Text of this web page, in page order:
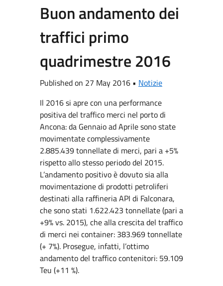
Buon andamento dei
traffici primo
quadrimestre 2016
Published on 27 May 2016 • Notizie
Il 2016 si apre con una performance
positiva del traffico merci nel porto di
Ancona: da Gennaio ad Aprile sono state
movimentate complessivamente
2.885.439 tonnellate di merci, pari a +5%
rispetto allo stesso periodo del 2015.
L’andamento positivo è dovuto sia alla
movimentazione di prodotti petroliferi
destinati alla raffineria API di Falconara,
che sono stati 1.622.423 tonnellate (pari a
+9% vs. 2015), che alla crescita del traffico
di merci nei container: 383.969 tonnellate
(+ 7%). Prosegue, infatti, l’ottimo
andamento del traffico contenitori: 59.109
Teu (+11 %).